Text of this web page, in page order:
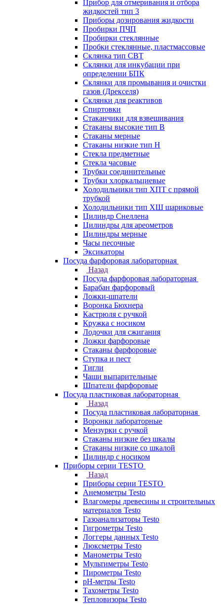
Прибор для отмеривания и отбора
жидкостей тип 3
Приборы дозирования жидкости
Пробирки ПЧП
Пробирки стеклянные
Пробки стеклянные, пластмассовые
Склянка тип СВТ
Склянки для инкубации при
определении БПК
Склянки для промывания и очистки
газов (Дрекселя)
Склянки для реактивов
Спиртовки
Стаканчики для взвешивания
Стаканы высокие тип В
Стаканы мерные
Стаканы низкие тип Н
Стекла предметные
Стекла часовые
Трубки соединительные
Трубки хлоркальциевые
Холодильники тип ХПТ с прямой
трубкой
Холодильники тип ХШ шариковые
Цилиндр Снеллена
Цилиндры для ареометров
Цилиндры мерные
Часы песочные
Эксикаторы
Посуда фарфоровая лабораторная
Назад
Посуда фарфоровая лабораторная
Барабан фарфоровый
Ложки-шпатели
Воронка Бюхнера
Кастрюля с ручкой
Кружка с носиком
Лодочки для сжигания
Ложки фарфоровые
Стаканы фарфоровые
Ступка и пест
Тигли
Чаши выпарительные
Шпатели фарфоровые
Посуда пластиковая лабораторная
Назад
Посуда пластиковая лабораторная
Воронки лабораторные
Мензурки с ручкой
Стаканы низкие без шкалы
Стаканы низкие со шкалой
Цилиндр с носиком
Приборы серии TESTO
Назад
Приборы серии TESTO
Анемометры Testo
Влагомеры древесины и строительных
материалов Testo
Газоанализаторы Testo
Гигрометры Testo
Логгеры данных Testo
Люксметры Testo
Манометры Testo
Мультиметры Testo
Пирометры Testo
pH-метры Testo
Тахометры Testo
Тепловизоры Testo